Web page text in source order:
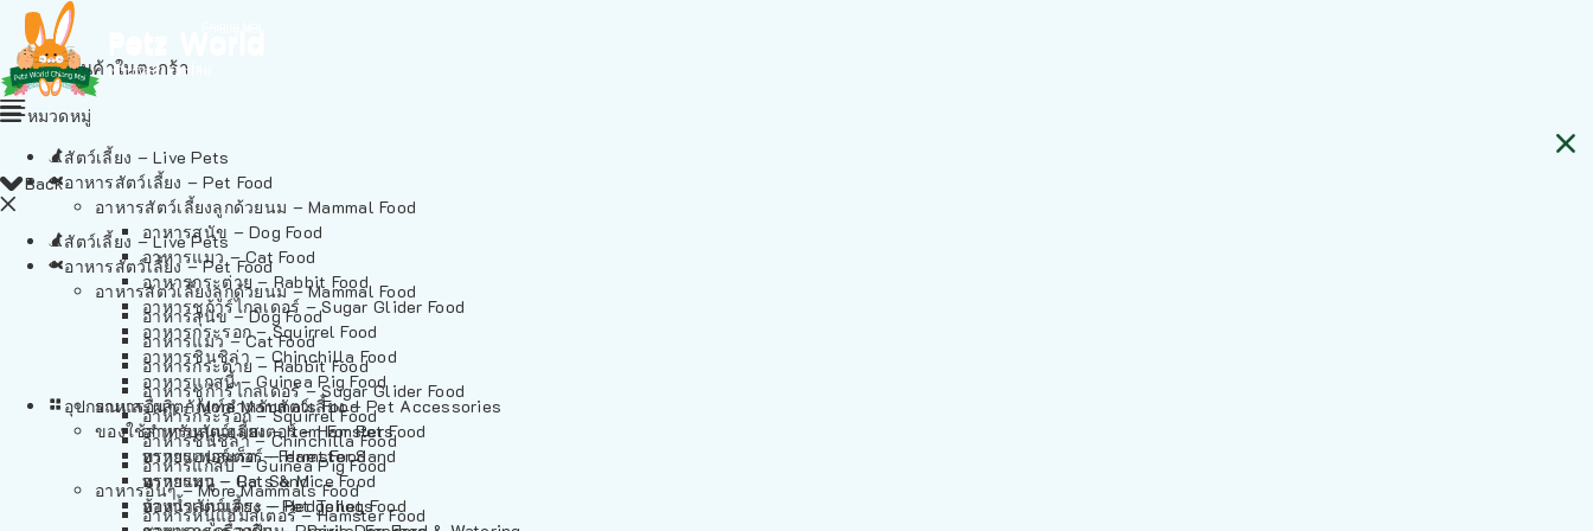
ไม่มีสินค้าในตะกร้า
Back
สัตว์เลี้ยง – Live Pets
อาหารสัตว์เลี้ยง – Pet Food
อาหารสัตว์เลี้ยงลูกด้วยนม – Mammal Food
อาหารสุนัข – Dog Food
อาหารแมว – Cat Food
อาหารกระต่าย – Rabbit Food
อาหารชูก้าร์ไกลเดอร์ – Sugar Glider Food
อาหารกระรอก – Squirrel Food
อาหารชินชิล่า – Chinchilla Food
อาหารแกสบี้ – Guinea Pig Food
อาหารอื่นๆ – More Mammals Food
อาหารหนูแฮมสเตอร์ – Hamster Food
หมวดหมู่
สัตว์เลี้ยง – Live Pets
อาหารสัตว์เลี้ยง – Pet Food
อาหารสัตว์เลี้ยงลูกด้วยนม – Mammal Food
อาหารสุนัข – Dog Food
อาหารแมว – Cat Food
อาหารกระต่าย – Rabbit Food
อาหารชูก้าร์ไกลเดอร์ – Sugar Glider Food
อาหารกระรอก – Squirrel Food
อาหารชินชิล่า – Chinchilla Food
อาหารแกสบี้ – Guinea Pig Food
อาหารอื่นๆ – More Mammals Food
อาหารหนูแฮมสเตอร์ – Hamster Food
อาหารเฟอร์เร็ต – Ferret Food
อาหารหนู – Rats & Mice Food
อาหารเม่นแคระ – Hedgehog Food
อุปกรณและผลิตภัณฑ์สำหรับสัตว์เลี้ยง – Pet Accessories
ของใช้สำหรับสัตว์เลี้ยง – Item For Pets
ทรายแฮมสเตอร์ – Hamster Sand
ทรายแมว – Cat Sand
ห้องน้ำสัตว์เลี้ยง – Pet Toilets